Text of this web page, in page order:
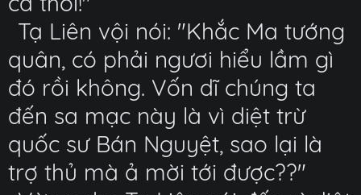
Tạ Liên vội nói: "Khắc Ma tướng
quân, có phải ngươi hiểu lầm gì
đó rồi không. Vốn dĩ chúng ta
đến sa mạc này là vì diệt trừ
quốc sư Bán Nguyệt, sao lại là
trợ thủ mà ả mời tới được??"